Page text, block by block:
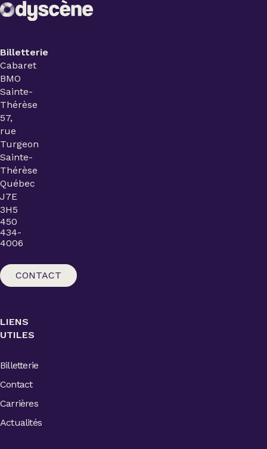
Billetterie
Cabaret
BMO
Sainte-
Thérèse
57,
rue
Turgeon
Sainte-
Thérèse
Québec
J7E
3H5
450
434-
4006
CONTACT
LIENS
UTILES
Billetterie
Contact
Carrières
Actualités